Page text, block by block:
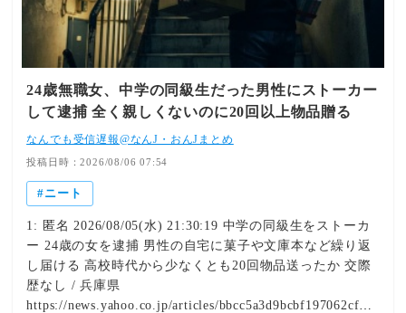
個体はこの世から去るだけ 大自然の厳格な法則442: おさ
かなくわえた名無しさん 2018/02/05(月) 10:12:45.96
ID:6ti28Yu4弟が墓場まで行った話じゃねえか！443: おさ
かなくわえた名無しさん 2018/02/05(月) 10:39:01.65
ID:nB+q7EHI>>442 上手い！433: おさかなくわえた名無
しさん 2018/02/05(月) 00:37:18.18 ID:0DhUkPgn弟さんは
何歳から引きこもりになっちゃったの？439: おさかなくわ
えた名無しさん 2018/02/05(月)
07:27:38.65 ID:R/fhSwp/>>433 小5からかな444: おさかな
くわえた名無しさん 2018/02/05(月) 20:28:41.57
ID:0DhUkPgn>>439 わぉ筋金入りじゃん それじゃ存在忘
れたくなるのも仕方ないとこあるわな… 恐らく精神病の
域に思うし、本来はあなたじゃなく親御さんがなんとかす
るべきだったんだろうね いずれ生活保護でもいいから自
分でなんとか生きていける程度に道筋付けてやらない
24歳無職女、中学の同級生だった男性にストーカー
して逮捕 全く親しくないのに20回以上物品贈る
なんでも受信遅報@なんJ・おんJまとめ
投稿日時：2026/08/06 07:54
ニート
1: 匿名 2026/08/05(水) 21:30:19 中学の同級生をストーカ
ー 24歳の女を逮捕 男性の自宅に菓子や文庫本など繰り返
し届ける 高校時代から少なくとも20回物品送ったか 交際
歴なし / 兵庫県
https://news.yahoo.co.jp/articles/bbcc5a3d9bcbf197062cf7f9